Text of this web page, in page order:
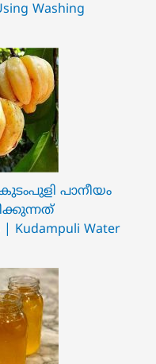
Washing
ക‍ു‌ടംപുളി പാനീയം
Water